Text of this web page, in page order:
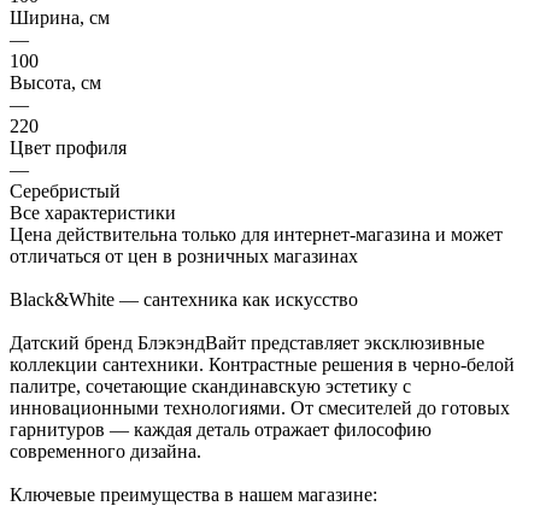
Ширина, см
—
100
Высота, см
—
220
Цвет профиля
—
Серебристый
Все характеристики
Цена действительна только для интернет-магазина и может
отличаться от цен в розничных магазинах
Black&White — сантехника как искусство
Датский бренд БлэкэндВайт представляет эксклюзивные
коллекции сантехники. Контрастные решения в черно-белой
палитре, сочетающие скандинавскую эстетику с
инновационными технологиями. От смесителей до готовых
гарнитуров — каждая деталь отражает философию
современного дизайна.
Ключевые преимущества в нашем магазине: